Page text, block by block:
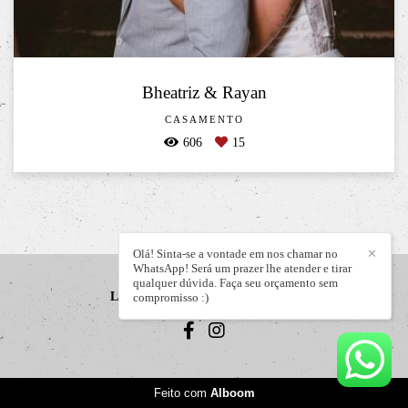
Bheatriz & Rayan
CASAMENTO
606 15
LIZANDRO JÚNIOR
✕
Olá! Sinta-se a vontade em nos chamar no
WhatsApp! Será um prazer lhe atender e tirar
qualquer dúvida. Faça seu orçamento sem
compromisso :)
Feito com Alboom